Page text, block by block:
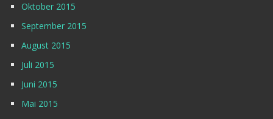
Oktober 2015
September 2015
August 2015
Juli 2015
Juni 2015
Mai 2015